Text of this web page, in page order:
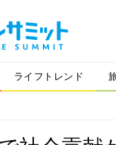
ライフトレンド